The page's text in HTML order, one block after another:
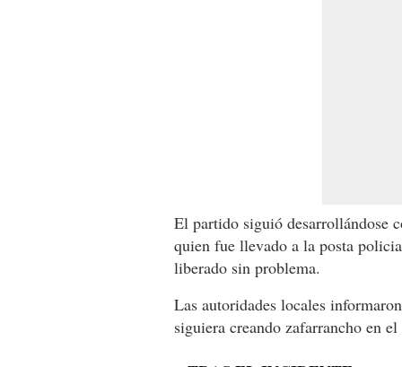
El partido siguió desarrollándose
quien fue llevado a la posta
liberado sin problema.
Las autoridades locales
siguiera creando zafarrancho en